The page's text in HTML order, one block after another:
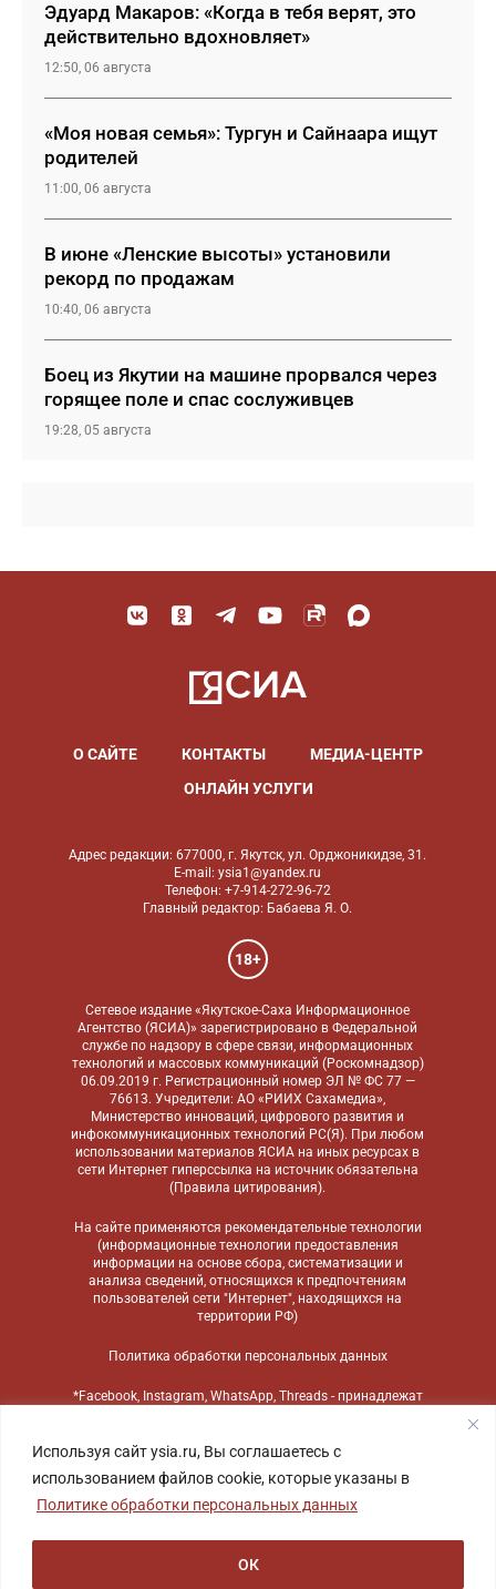
Используя сайт ysia.ru, Вы соглашаетесь с
использованием файлов cookie, которые указаны в
Политике обработки персональных данных
ОК
Эдуард Макаров: «Когда в тебя верят, это
действительно вдохновляет»
12:50, 06 августа
«Моя новая семья»: Тургун и Сайнаара ищут
родителей
11:00, 06 августа
В июне «Ленские высоты» установили
рекорд по продажам
10:40, 06 августа
Боец из Якутии на машине прорвался через
горящее поле и спас сослуживцев
19:28, 05 августа
О САЙТЕ КОНТАКТЫ
МЕДИА-ЦЕНТР
ОНЛАЙН УСЛУГИ
Адрес редакции: 677000, г. Якутск, ул. Орджоникидзе, 31.
E-mail: ysia1@yandex.ru
Телефон: +7-914-272-96-72
Главный редактор: Бабаева Я. О.
18+
Сетевое издание «Якутское-Саха Информационное
Агентство (ЯСИА)» зарегистрировано в Федеральной
службе по надзору в сфере связи, информационных
технологий и массовых коммуникаций (Роскомнадзор)
06.09.2019 г. Регистрационный номер ЭЛ № ФС 77 —
76613. Учредители: АО «РИИХ Сахамедиа»,
Министерство инноваций, цифрового развития и
инфокоммуникационных технологий РС(Я). При любом
использовании материалов ЯСИА на иных ресурсах в
сети Интернет гиперссылка на источник обязательна
(Правила цитирования).
На сайте применяются рекомендательные технологии
(информационные технологии предоставления
информации на основе сбора, систематизации и
анализа сведений, относящихся к предпочтениям
пользователей сети "Интернет", находящихся на
территории РФ)
Политика обработки персональных данных
*Facebook, Instagram, WhatsApp, Threads - принадлежат